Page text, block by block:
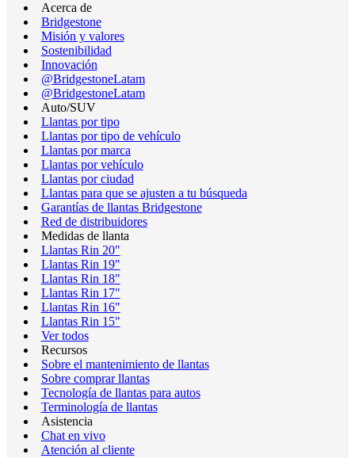
Acerca de
Bridgestone
Misión y valores
Sostenibilidad
Innovación
@BridgestoneLatam
@BridgestoneLatam
Auto/SUV
Llantas por tipo
Llantas por tipo de vehículo
Llantas por marca
Llantas por vehículo
Llantas por ciudad
Llantas para que se ajusten a tu búsqueda
Garantías de llantas Bridgestone
Red de distribuidores
Medidas de llanta
Llantas Rin 20"
Llantas Rin 19"
Llantas Rin 18"
Llantas Rin 17"
Llantas Rin 16"
Llantas Rin 15"
Ver todos
Recursos
Sobre el mantenimiento de llantas
Sobre comprar llantas
Tecnología de llantas para autos
Terminología de llantas
Asistencia
Chat en vivo
Atención al cliente